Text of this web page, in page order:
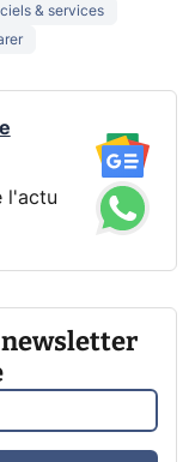
& services
l'actu